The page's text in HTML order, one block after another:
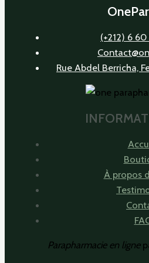
(+212) 6
Rue Abdel Berricha,
À propos
Parapharmacie en ligne